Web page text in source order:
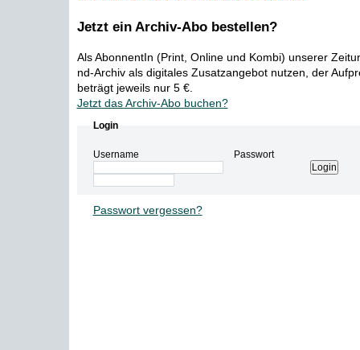
Jetzt ein Archiv-Abo bestellen?
Als AbonnentIn (Print, Online und Kombi) unserer
nd-Archiv als digitales Zusatzangebot nutzen, der
beträgt jeweils nur 5 €.
Jetzt das Archiv-Abo buchen?
Login
Username Passwort
Passwort vergessen?